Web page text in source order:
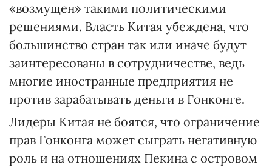
«возмущен» такими политическими
решениями. Власть Китая убеждена, что
большинство стран так или иначе будут
заинтересованы в сотрудничестве, ведь
многие иностранные предприятия не
против зарабатывать деньги в Гонконге.
Лидеры Китая не боятся, что ограничение
прав Гонконга может сыграть негативную
роль и на отношениях Пекина с островом